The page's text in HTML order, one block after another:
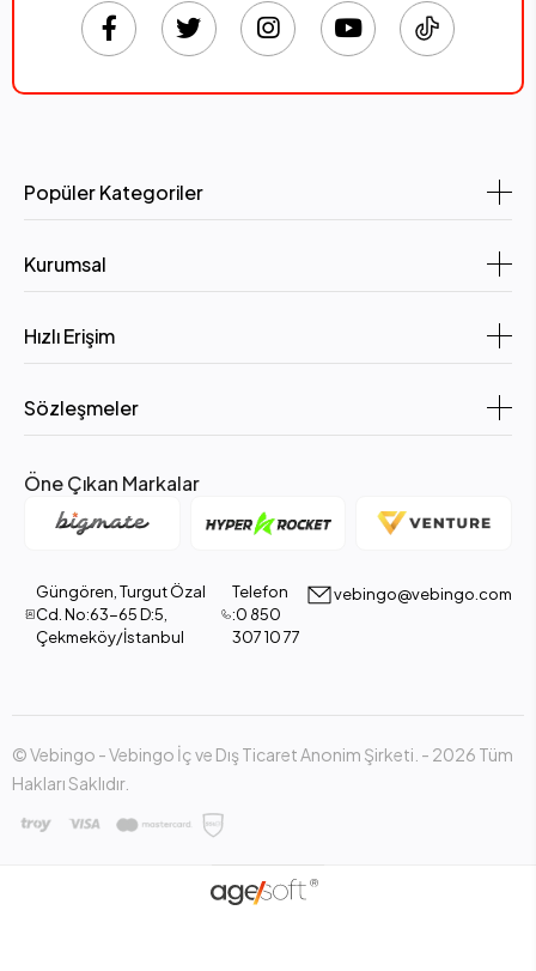
Popüler Kategoriler
Kurumsal
Hızlı Erişim
Sözleşmeler
Öne Çıkan Markalar
Güngören, Turgut Özal
Cd. No:63-65 D:5,
Çekmeköy/İstanbul
Telefon
:0 850
307 10 77
vebingo@vebingo.com
© Vebingo - Vebingo İç ve Dış Ticaret Anonim Şirketi. - 2026 Tüm
Hakları Saklıdır.